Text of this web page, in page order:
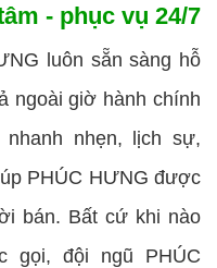
- phục vụ 24/7
luôn sẵn sàng hỗ
ngoài giờ hành chính
nhẹn, lịch sự,
PHÚC HƯNG được
bán. Bất cứ khi nào
gọi, đội ngũ PHÚC